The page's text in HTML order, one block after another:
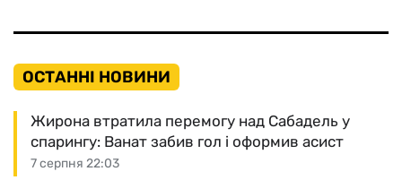
ОСТАННІ НОВИНИ
7 серпня 22:03
Жирона втратила перемогу над Сабадель у
спарингу: Ванат забив гол і оформив асист